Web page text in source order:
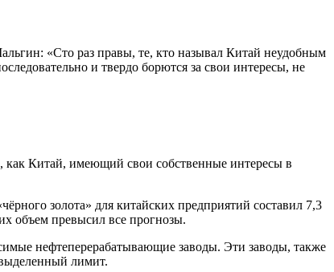
«Сто раз правы, те, кто называл Китай неудобным
и твердо борются за свои интересы, не
как Китай, имеющий свои собственные интересы в
золота» для китайских предприятий составил 7,3
объем превысил все прогнозы.
нефтеперерабатывающие заводы. Эти заводы, также
лимит.